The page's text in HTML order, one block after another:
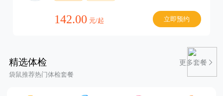
142.00 元/起 立即预约
精选体检 更多套餐
袋鼠推荐热门体检套餐